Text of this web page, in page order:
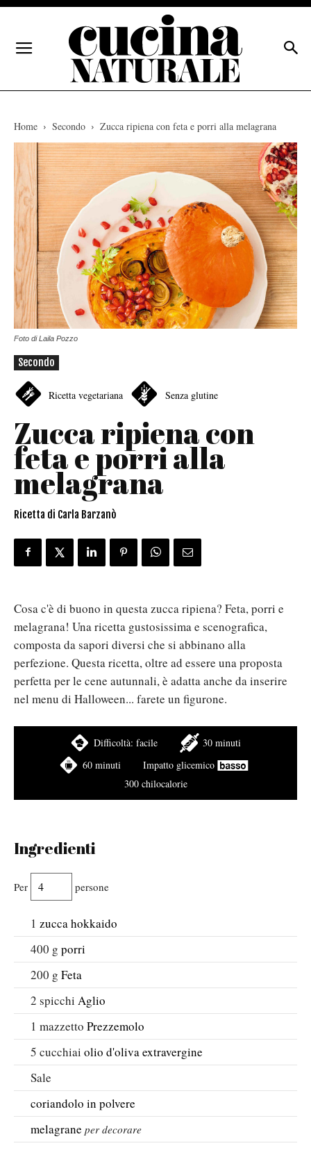
Home Secondo Zucca ripiena con feta e porri alla melagrana
Foto di Laila Pozzo
Secondo
Ricetta vegetariana Senza glutine
Zucca ripiena con
feta e porri alla
melagrana
Ricetta di Carla Barzanò
Cosa c'è di buono in questa zucca ripiena? Feta, porri e
melagrana! Una ricetta gustosissima e scenografica,
composta da sapori diversi che si abbinano alla
perfezione. Questa ricetta, oltre ad essere una proposta
perfetta per le cene autunnali, è adatta anche da inserire
nel menu di Halloween... farete un figurone.
Difficoltà: facile
30 minuti
60 minuti
Impatto glicemico
300 chilocalorie
Ingredienti
Per persone
1 zucca hokkaido
400 g porri
200 g Feta
2 spicchi Aglio
1 mazzetto Prezzemolo
5 cucchiai olio d'oliva extravergine
Sale
coriandolo in polvere
melagrane per decorare